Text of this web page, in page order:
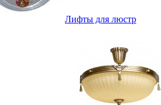
Лифты для люстр